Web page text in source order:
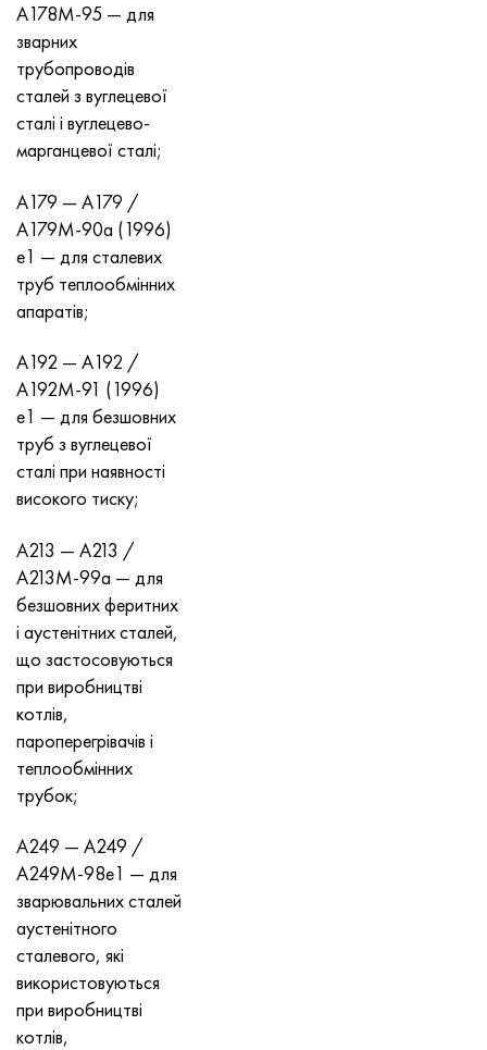
A178M-95 — для
зварних
трубопроводів
сталей з вуглецевої
сталі і вуглецево-
марганцевої сталі;
A179 — A179 /
A179M-90a (1996)
e1 — для сталевих
труб теплообмінних
апаратів;
A192 — A192 /
A192M-91 (1996)
e1 — для безшовних
труб з вуглецевої
сталі при наявності
високого тиску;
A213 — A213 /
A213M-99a — для
безшовних феритних
і аустенітних сталей,
що застосовуються
при виробництві
котлів,
пароперегрівачів і
теплообмінних
трубок;
A249 — A249 /
A249M-98e1 — для
зварювальних сталей
аустенітного
сталевого, які
використовуються
при виробництві
котлів,